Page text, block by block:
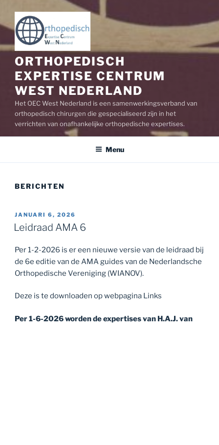
ORTHOPEDISCH
EXPERTISE CENTRUM
WEST NEDERLAND
Het OEC West Nederland is een samenwerkingsverband van
orthopedisch chirurgen die gespecialiseerd zijn in het
verrichten van onafhankelijke orthopedische expertises.
Menu
BERICHTEN
GEPLAATST
OP
JANUARI 6, 2026
Leidraad AMA 6
Per 1-2-2026 is er een nieuwe versie van de leidraad bij
de 6e editie van de AMA guides van de Nederlandsche
Orthopedische Vereniging (WIANOV).
Deze is te downloaden op webpagina Links
Per 1-6-2026 worden de expertises van H.A.J. van